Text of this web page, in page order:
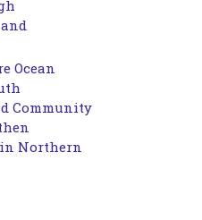
Ocean
Community
Northern